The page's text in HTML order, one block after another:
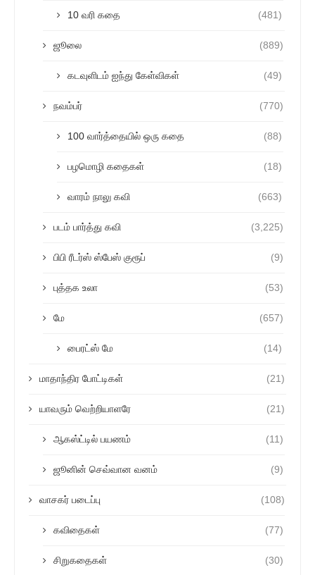
10 வரி கதை (481)
ஜூலை (889)
கடவுளிடம் ஐந்து கேள்விகள் (49)
நவம்பர் (770)
100 வார்த்தையில் ஒரு கதை (88)
பழமொழி கதைகள் (18)
வாரம் நாலு கவி (663)
படம் பார்த்து கவி (3,225)
பிபி ரீடர்ஸ் ஸ்பேஸ் குரூப் (9)
புத்தக உலா (53)
மே (657)
பைரட்ஸ் மே (14)
மாதாந்திர போட்டிகள் (21)
யாவரும் வெற்றியாளரே (21)
ஆகஸ்ட்டில் பயணம் (11)
ஜூனின் செவ்வான வனம் (9)
வாசகர் படைப்பு (108)
கவிதைகள் (77)
சிறுகதைகள் (30)